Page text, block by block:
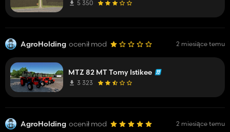
5 350
AgroHolding ocenił mod 2 miesiące temu
MTZ 82 MT Tomy Istikee
3 323
AgroHolding ocenił mod 2 miesiące temu